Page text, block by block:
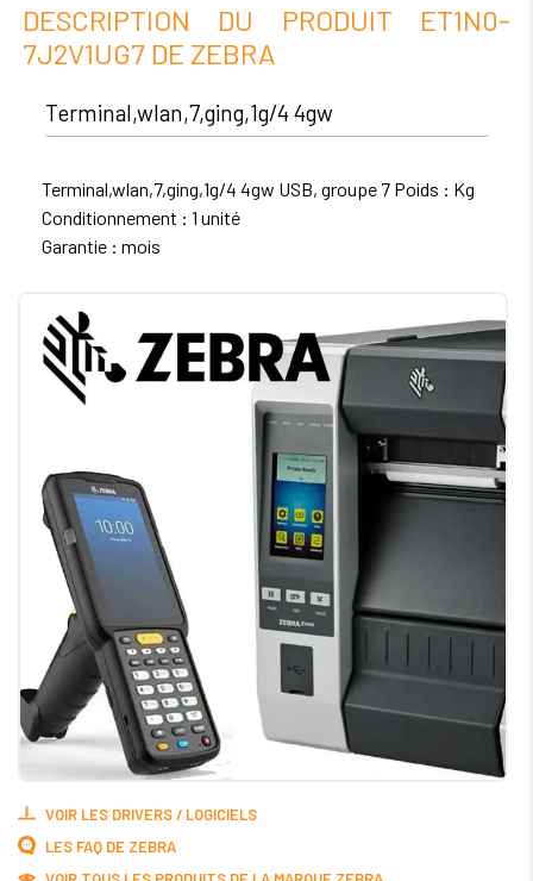
VOIR LES DRIVERS / LOGICIELS
LES FAQ DE ZEBRA
DESCRIPTION DU PRODUIT ET1N0-
7J2V1UG7 DE ZEBRA
Terminal,wlan,7,ging,1g/4 4gw
Terminal,wlan,7,ging,1g/4 4gw USB, groupe 7 Poids : Kg
Conditionnement : 1 unité
Garantie : mois